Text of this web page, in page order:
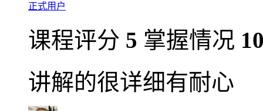
正式用户
课程评分 5 掌握情况
讲解的很详细有耐心